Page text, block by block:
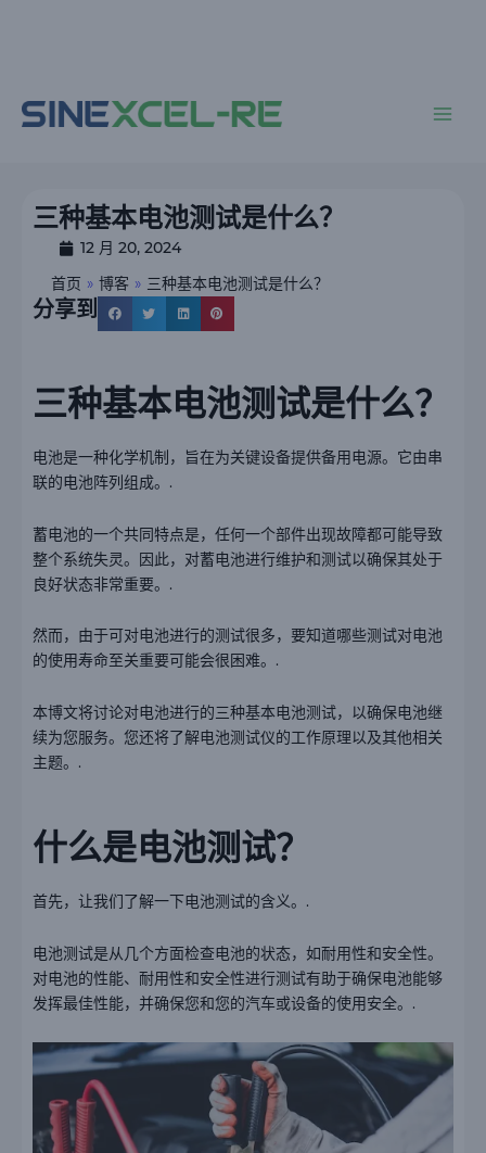
菜
三种基本电池测试是什么？
12 月 20, 2024
首页 » 博客 » 三种基本电池测试是什么？
分享到
三种基本电池测试是什么？
电池是一种化学机制，旨在为关键设备提供备用电源。它由串
联的电池阵列组成。.
蓄电池的一个共同特点是，任何一个部件出现故障都可能导致
整个系统失灵。因此，对蓄电池进行维护和测试以确保其处于
良好状态非常重要。.
然而，由于可对电池进行的测试很多，要知道哪些测试对电池
的使用寿命至关重要可能会很困难。.
本博文将讨论对电池进行的三种基本电池测试，以确保电池继
续为您服务。您还将了解电池测试仪的工作原理以及其他相关
主题。.
什么是电池测试？
首先，让我们了解一下电池测试的含义。.
电池测试是从几个方面检查电池的状态，如耐用性和安全性。
对电池的性能、耐用性和安全性进行测试有助于确保电池能够
发挥最佳性能，并确保您和您的汽车或设备的使用安全。.